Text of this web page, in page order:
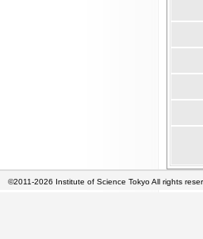
©2011-2026 Institute of Science Tokyo All rights